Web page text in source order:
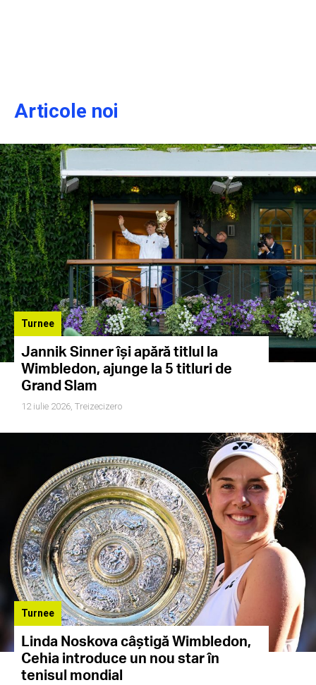
Articole noi
Turnee
Jannik Sinner își apără titlul la
Wimbledon, ajunge la 5 titluri de
Grand Slam
12 iulie 2026, Treizecizero
Turnee
Linda Noskova câștigă Wimbledon,
Cehia introduce un nou star în
tenisul mondial